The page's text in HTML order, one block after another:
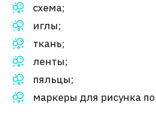
схема;
иглы;
ткань;
ленты;
пяльцы;
маркеры для рисунка